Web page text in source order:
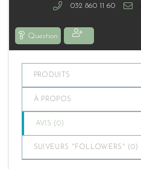
032 860 11 60
Question
PRODUITS
À PROPOS
AVIS (0)
SUIVEURS "FOLLOWERS" (0)